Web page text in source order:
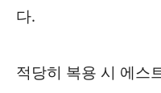
다.
적당히 복용 시 에스